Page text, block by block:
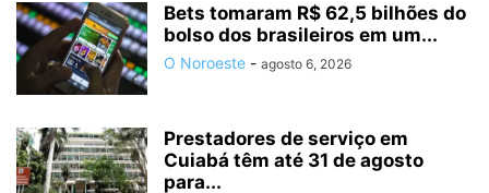
Bets tomaram R$ 62,5 bilhões do
bolso dos brasileiros em um...
O Noroeste - agosto 6, 2026
Prestadores de serviço em
Cuiabá têm até 31 de agosto
para...